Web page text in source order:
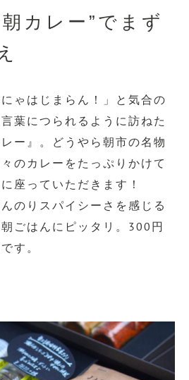
カレー”でまず
ゃはじまらん！」と気合の
葉につられるように訪ねた
ー』。どうやら朝市の名物
のカレーをたっぷりかけて
座っていただきます！
のりスパイシーさを感じる
ごはんにピッタリ。300円
す。